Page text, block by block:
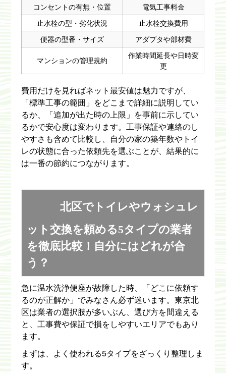
コンセントの有無・位置
電気工事料金
止水栓の型・劣化状況
止水栓交換費用
便器の型番・サイズ
アダプタや部材費
マンションの管理規約
作業時間延長や日時変
更
費用だけを見ればネット最安値は魅力ですが、
「標準工事の範囲」をどこまで詳細に説明してい
るか、「追加が出た時の上限」を事前に示してい
るかで安心度は変わります。工事保証や連絡のし
やすさも含めて比較し、自分の家の築年数やトイ
レの状態に合った依頼先を選ぶことが、結果的に
は一番の節約につながります。
北区でトイレやウォシュレ
ット交換を頼める5タイプの業者
を徹底比較！自分にはどれが合
う？
急に温水洗浄便座が故障した時、「どこに依頼す
るのが正解か」でみなさん必ず迷います。東京北
区は業者の選択肢が多いぶん、選び方を間違える
と、工事費や保証で損をしやすいエリアでもあり
ます。
まずは、よく使われる5タイプをざっくり整理しま
す。